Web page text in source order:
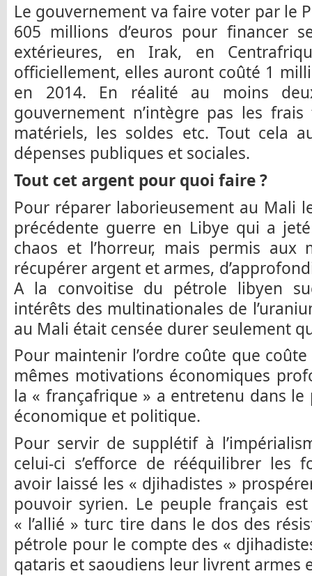
Le gouvernement va faire voter par le
605 millions d’euros pour financer
extérieures, en Irak, en
officiellement, elles auront coûté 1
en 2014. En réalité au moins
gouvernement n’intègre pas les frais
matériels, les soldes etc. Tout cela
dépenses publiques et sociales.
Tout cet argent pour quoi faire ?
Pour réparer laborieusement au Mali
précédente guerre en Libye qui a
chaos et l’horreur, mais permis aux
récupérer argent et armes,
A la convoitise du pétrole libyen
intérêts des multinationales de
au Mali était censée durer seulement
Pour maintenir l’ordre coûte que
mêmes motivations économiques
la « françafrique » a entretenu dans
économique et politique.
Pour servir de supplétif à
celui-ci s’efforce de rééquilibrer les
avoir laissé les « djihadistes »
pouvoir syrien. Le peuple français
« l’allié » turc tire dans le dos des
pétrole pour le compte des «
qataris et saoudiens leur livrent armes